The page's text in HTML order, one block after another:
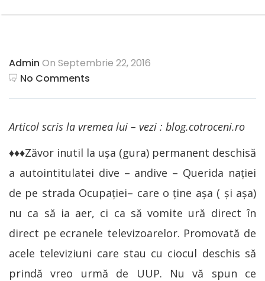
Admin On Septembrie 22, 2016
No Comments
Articol scris la vremea lui – vezi : blog.cotroceni.ro
♦♦♦Zăvor inutil la ușa (gura) permanent deschisă
a autointitulatei dive – andive – Querida nației
de pe strada Ocupaţiei– care o ține așa ( și așa)
nu ca să ia aer, ci ca să vomite ură direct în
direct pe ecranele televizoarelor. Promovată de
acele televiziuni care stau cu ciocul deschis să
prindă vreo urmă de UUP. Nu vă spun ce